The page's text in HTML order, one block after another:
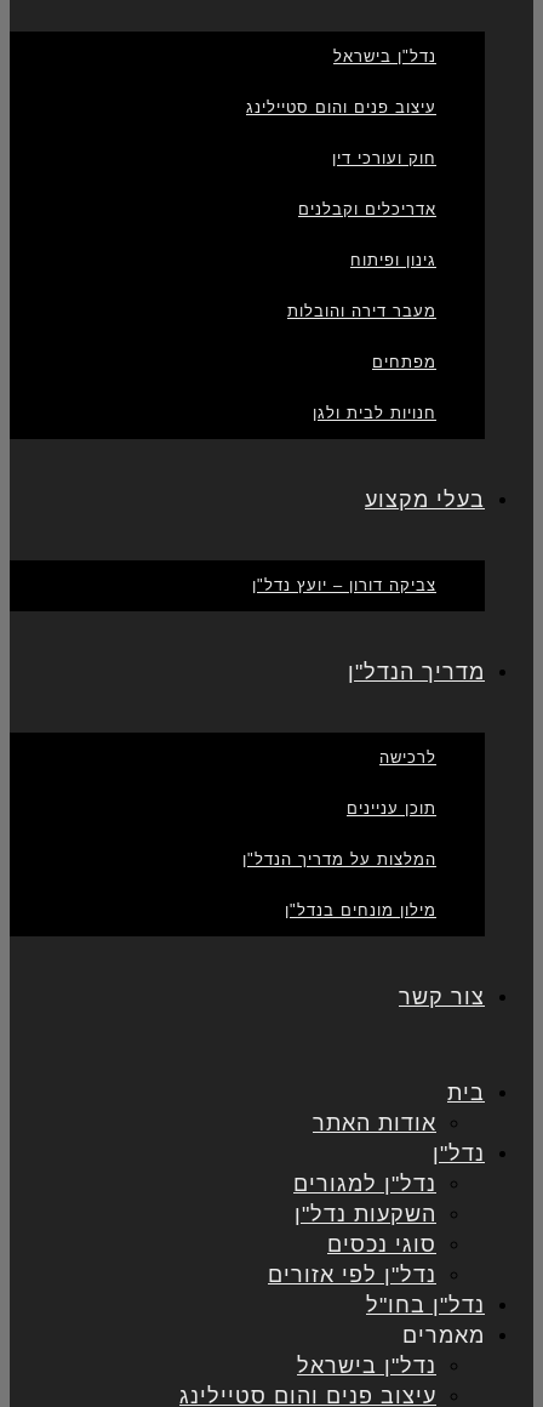
נדל"ן בישראל
עיצוב פנים והום סטיילינג
חוק ועורכי דין
אדריכלים וקבלנים
גינון ופיתוח
מעבר דירה והובלות
מפתחים
חנויות לבית ולגן
בעלי מקצוע
צביקה דורון – יועץ נדל"ן
מדריך הנדל"ן
לרכישה
תוכן עניינים
המלצות על מדריך הנדל"ן
מילון מונחים בנדל"ן
צור קשר
בית
אודות האתר
נדל"ן
נדל"ן למגורים
השקעות נדל"ן
סוגי נכסים
נדל"ן לפי אזורים
נדל"ן בחו"ל
מאמרים
נדל"ן בישראל
עיצוב פנים והום סטיילינג